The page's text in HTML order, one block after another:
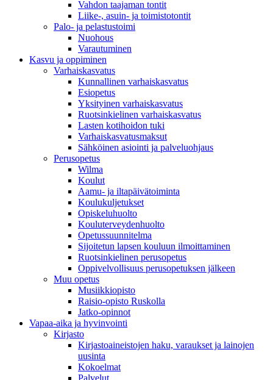
Vahdon taajaman tontit
Liike-, asuin- ja toimistotontit
Palo- ja pelastustoimi
Nuohous
Varautuminen
Kasvu ja oppiminen
Varhaiskasvatus
Kunnallinen varhaiskasvatus
Esiopetus
Yksityinen varhaiskasvatus
Ruotsinkielinen varhaiskasvatus
Lasten kotihoidon tuki
Varhaiskasvatusmaksut
Sähköinen asiointi ja palveluohjaus
Perusopetus
Wilma
Koulut
Aamu- ja iltapäivätoiminta
Koulukuljetukset
Opiskeluhuolto
Kouluterveydenhuolto
Opetussuunnitelma
Sijoitetun lapsen kouluun ilmoittaminen
Ruotsinkielinen perusopetus
Oppivelvollisuus perusopetuksen jälkeen
Muu opetus
Musiikkiopisto
Raisio-opisto Ruskolla
Jatko-opinnot
Vapaa-aika ja hyvinvointi
Kirjasto
Kirjastoaineistojen haku, varaukset ja lainojen
uusinta
Kokoelmat
Palvelut